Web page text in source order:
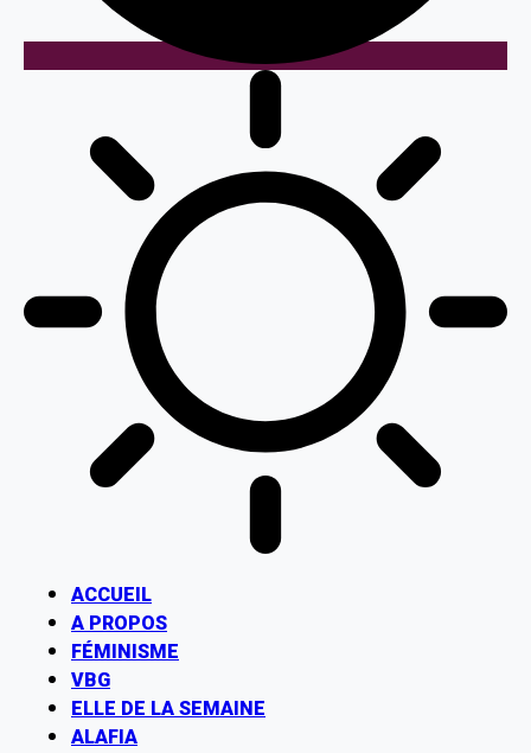
ACCUEIL
A PROPOS
FÉMINISME
VBG
ELLE DE LA SEMAINE
ALAFIA